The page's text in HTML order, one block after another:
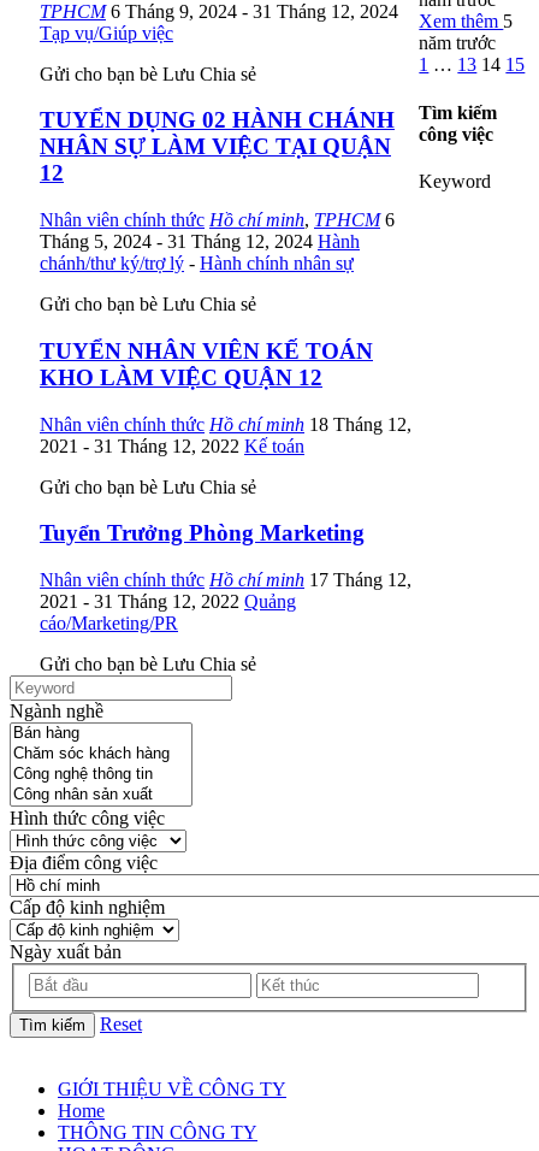
TPHCM 6 Tháng 9, 2024 - 31 Tháng 12, 2024
Tạp vụ/Giúp việc
Gửi cho bạn bè Lưu Chia sẻ
TUYỂN DỤNG 02 HÀNH CHÁNH
NHÂN SỰ LÀM VIỆC TẠI QUẬN
12
Nhân viên chính thức Hồ chí minh, TPHCM 6
Tháng 5, 2024 - 31 Tháng 12, 2024 Hành
chánh/thư ký/trợ lý - Hành chính nhân sự
Gửi cho bạn bè Lưu Chia sẻ
TUYỂN NHÂN VIÊN KẾ TOÁN
KHO LÀM VIỆC QUẬN 12
Nhân viên chính thức Hồ chí minh 18 Tháng 12,
2021 - 31 Tháng 12, 2022 Kế toán
Gửi cho bạn bè Lưu Chia sẻ
Tuyển Trưởng Phòng Marketing
Nhân viên chính thức Hồ chí minh 17 Tháng 12,
2021 - 31 Tháng 12, 2022 Quảng
cáo/Marketing/PR
Gửi cho bạn bè Lưu Chia sẻ
Xem thêm 5
năm trước
1 … 13 14 15
Tìm kiếm
công việc
Keyword
Ngành nghề
Hình thức công việc
Địa điểm công việc
Cấp độ kinh nghiệm
Ngày xuất bản
Tìm kiếm Reset
GIỚI THIỆU VỀ CÔNG TY
Home
THÔNG TIN CÔNG TY